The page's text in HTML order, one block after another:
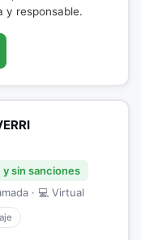
y responsable.
sin sanciones
· 💻 Virtual